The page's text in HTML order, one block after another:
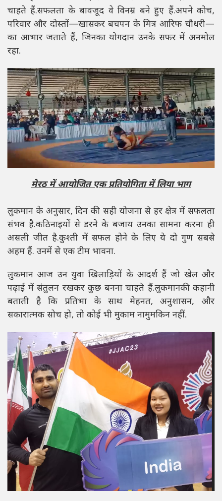
चाहते हैं.सफलता के बावजूद वे विनम्र बने हुए हैं.अपने कोच,
परिवार और दोस्तों—खासकर बचपन के मित्र आरिफ चौधरी—
का आभार जताते हैं, जिनका योगदान उनके सफर में अनमोल
रहा.
मेरठ में आयोजित एक प्रतियोगिता में लिया भाग
लुकमान के अनुसार, दिन की सही योजना से हर क्षेत्र में सफलता
संभव है.कठिनाइयों से डरने के बजाय उनका सामना करना ही
असली जीत है.कुश्ती में सफल होने के लिए ये दो गुण सबसे
अहम हैं. उनमें से एक टीम भावना.
लुकमान आज उन युवा खिलाड़ियों के आदर्श हैं जो खेल और
पढ़ाई में संतुलन रखकर कुछ बनना चाहते हैं.लुकमानकी कहानी
बताती है कि प्रतिभा के साथ मेहनत, अनुशासन, और
सकारात्मक सोच हो, तो कोई भी मुकाम नामुमकिन नहीं.